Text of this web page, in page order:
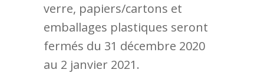
verre, papiers/cartons et
emballages plastiques seront
fermés du 31 décembre 2020
au 2 janvier 2021.